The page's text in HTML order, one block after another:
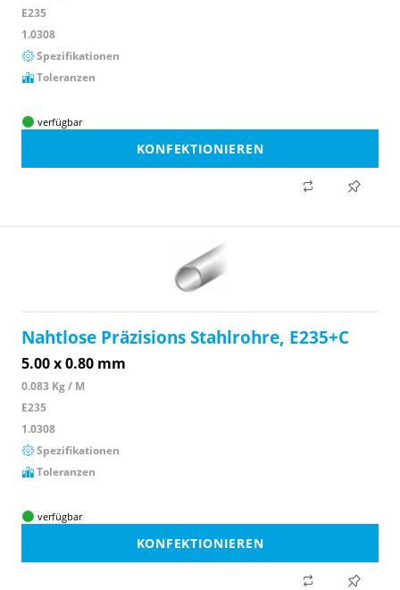
E235
1.0308
Spezifikationen
Toleranzen
verfügbar
KONFEKTIONIEREN
Nahtlose Präzisions Stahlrohre, E235+C
5.00 x 0.80 mm
0.083 Kg / M
E235
1.0308
Spezifikationen
Toleranzen
verfügbar
KONFEKTIONIEREN